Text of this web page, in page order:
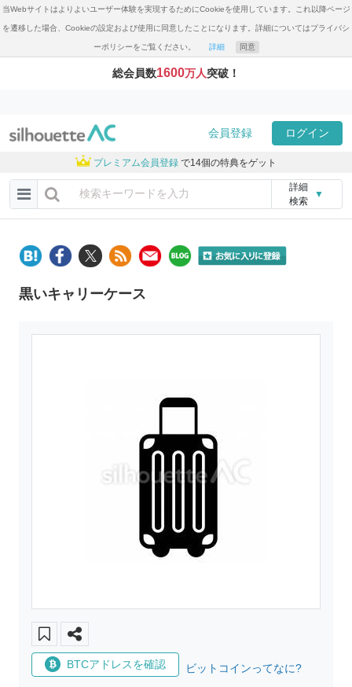
当Webサイトはよりよいユーザー体験を実現するためにCookieを使用しています。これ以降ページ
を遷移した場合、Cookieの設定および使用に同意したことになります。詳細についてはプライバシ
ーポリシーをご覧ください。 詳細 同意
総会員数1600万人突破！
会員登録 ログイン
プレミアム会員登録 で14個の特典をゲット
詳細
検索
▼
黒いキャリーケース
BTCアドレスを確認 ビットコインってなに?